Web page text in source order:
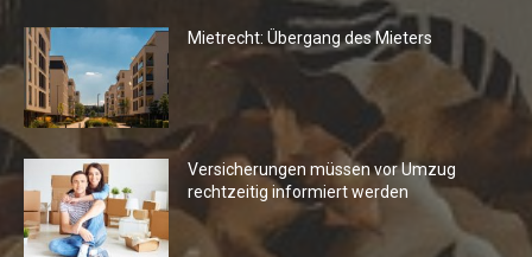
Mietrecht: Übergang des Mieters
Versicherungen müssen vor Umzug
rechtzeitig informiert werden